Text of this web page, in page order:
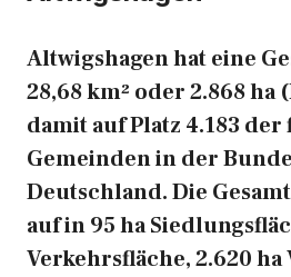
Altwigshagen hat eine
28,68 km² oder 2.868
damit auf Platz 4.183
Gemeinden in der
Deutschland. Die
auf in 95 ha
Verkehrsfläche, 2.620 ha